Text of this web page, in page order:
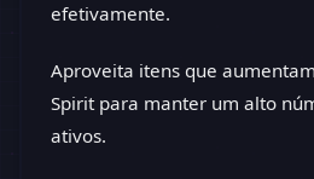
efetivamente.
Aproveita itens que
Spirit para manter um alto
ativos.